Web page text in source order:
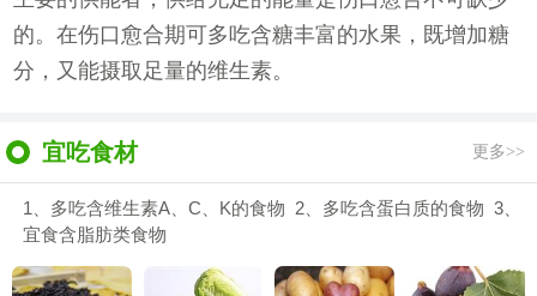
的。在伤口愈合期可多吃含糖丰富的水果，既增加糖
分，又能摄取足量的维生素。
宜吃食材 更多>>
1、多吃含维生素A、C、K的食物 2、多吃含蛋白质的食物 3、
宜食含脂肪类食物